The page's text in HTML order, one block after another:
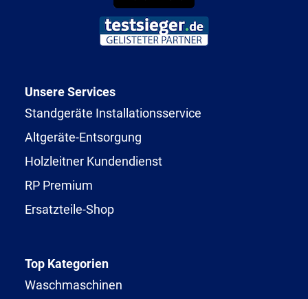
Unsere Services
Standgeräte Installationsservice
Altgeräte-Entsorgung
Holzleitner Kundendienst
RP Premium
Ersatzteile-Shop
Top Kategorien
Waschmaschinen